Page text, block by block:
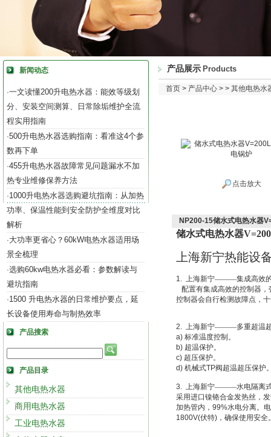
新闻动态
·一文读懂200升电热水器：能效等级划
分、安装空间测算、日常除垢维护全流
程实用指南
·500升电热水器选购指南：看准这4个参
数再下单
·455升电热水器故障常见问题漏水不加
热专业维修保养方法
·1000升电热水器选购避坑指南：从加热
功率、保温性能到安全防护全维度对比
解析
·大功率更省心？60kW电热水器适用场
景全梳理
·选购60kw电热水器必看：参数解读与
避坑指南
·1500 升电热水器的日常维护要点，延
长设备使用寿命与制热效率
产品搜索
产品目录
其他电热水器
商用电热水器
工业电热水器
产品展示 Products
首页 > 产品中心 > > 其他电热水
点击放大
NP200-15储水式电热水器
储水式电热水器
上海新宁热能设
1. 上海新宁———集成高效
配置有集成高效的控制器
控制器会自行检测故障点，
2. 上海新宁———多重超温
a) 标准温度控制。
b) 超温保护。
c) 超压保护。
d) 机械式TP阀超温超压保护
3. 上海新宁———水电隔离
采用进口镍铬合金发热丝，
加热管内， 99%水电分离。
1800V(伏特) ，确保使用安全